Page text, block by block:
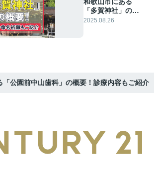
「多賀神社」の概
要！特徴や命名祈
2025.08.26
「公園前中山歯科」の概要！診療内容もご紹介